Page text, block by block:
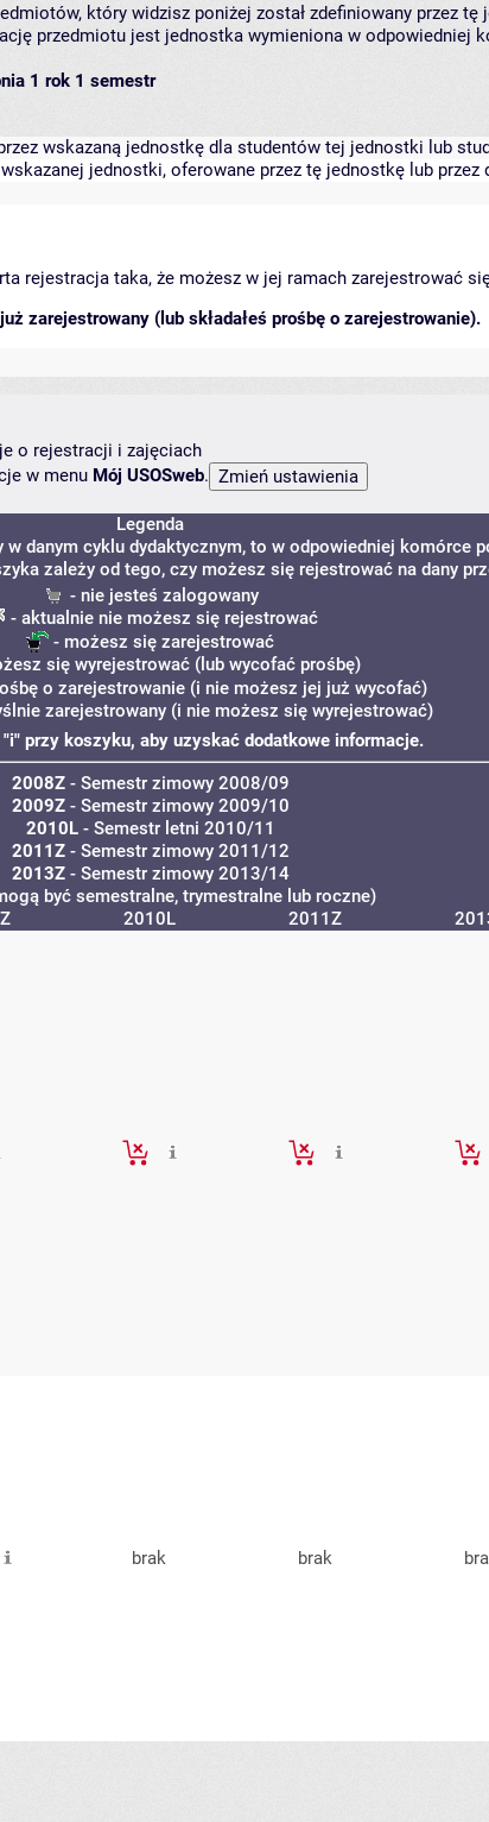
który widzisz poniżej został zdefiniowany przez
przedmiotu jest jednostka wymieniona w odpowiedniej
1 rok 1 semestr
wskazaną jednostkę dla studentów tej jednostki lub
jednostki, oferowane przez tę jednostkę lub
rejestracja taka, że możesz w jej ramach zarejestrować
zarejestrowany (lub składałeś prośbę o zarejestrowanie).
o rejestracji i zajęciach
w menu Mój USOSweb.
Legenda
danym cyklu dydaktycznym, to w odpowiedniej komórce
zależy od tego, czy możesz się rejestrować na dany
- nie jesteś zalogowany
- aktualnie nie możesz się rejestrować
- możesz się zarejestrować
się wyrejestrować (lub wycofać prośbę)
o zarejestrowanie (i nie możesz jej już wycofać)
zarejestrowany (i nie możesz się wyrejestrować)
przy koszyku, aby uzyskać dodatkowe informacje.
2008Z- Semestr zimowy 2008/09
2009Z- Semestr zimowy 2009/10
2010L- Semestr letni 2010/11
2011Z- Semestr zimowy 2011/12
2013Z- Semestr zimowy 2013/14
być semestralne, trymestralne lub roczne)
2010L 2011Z
brak brak